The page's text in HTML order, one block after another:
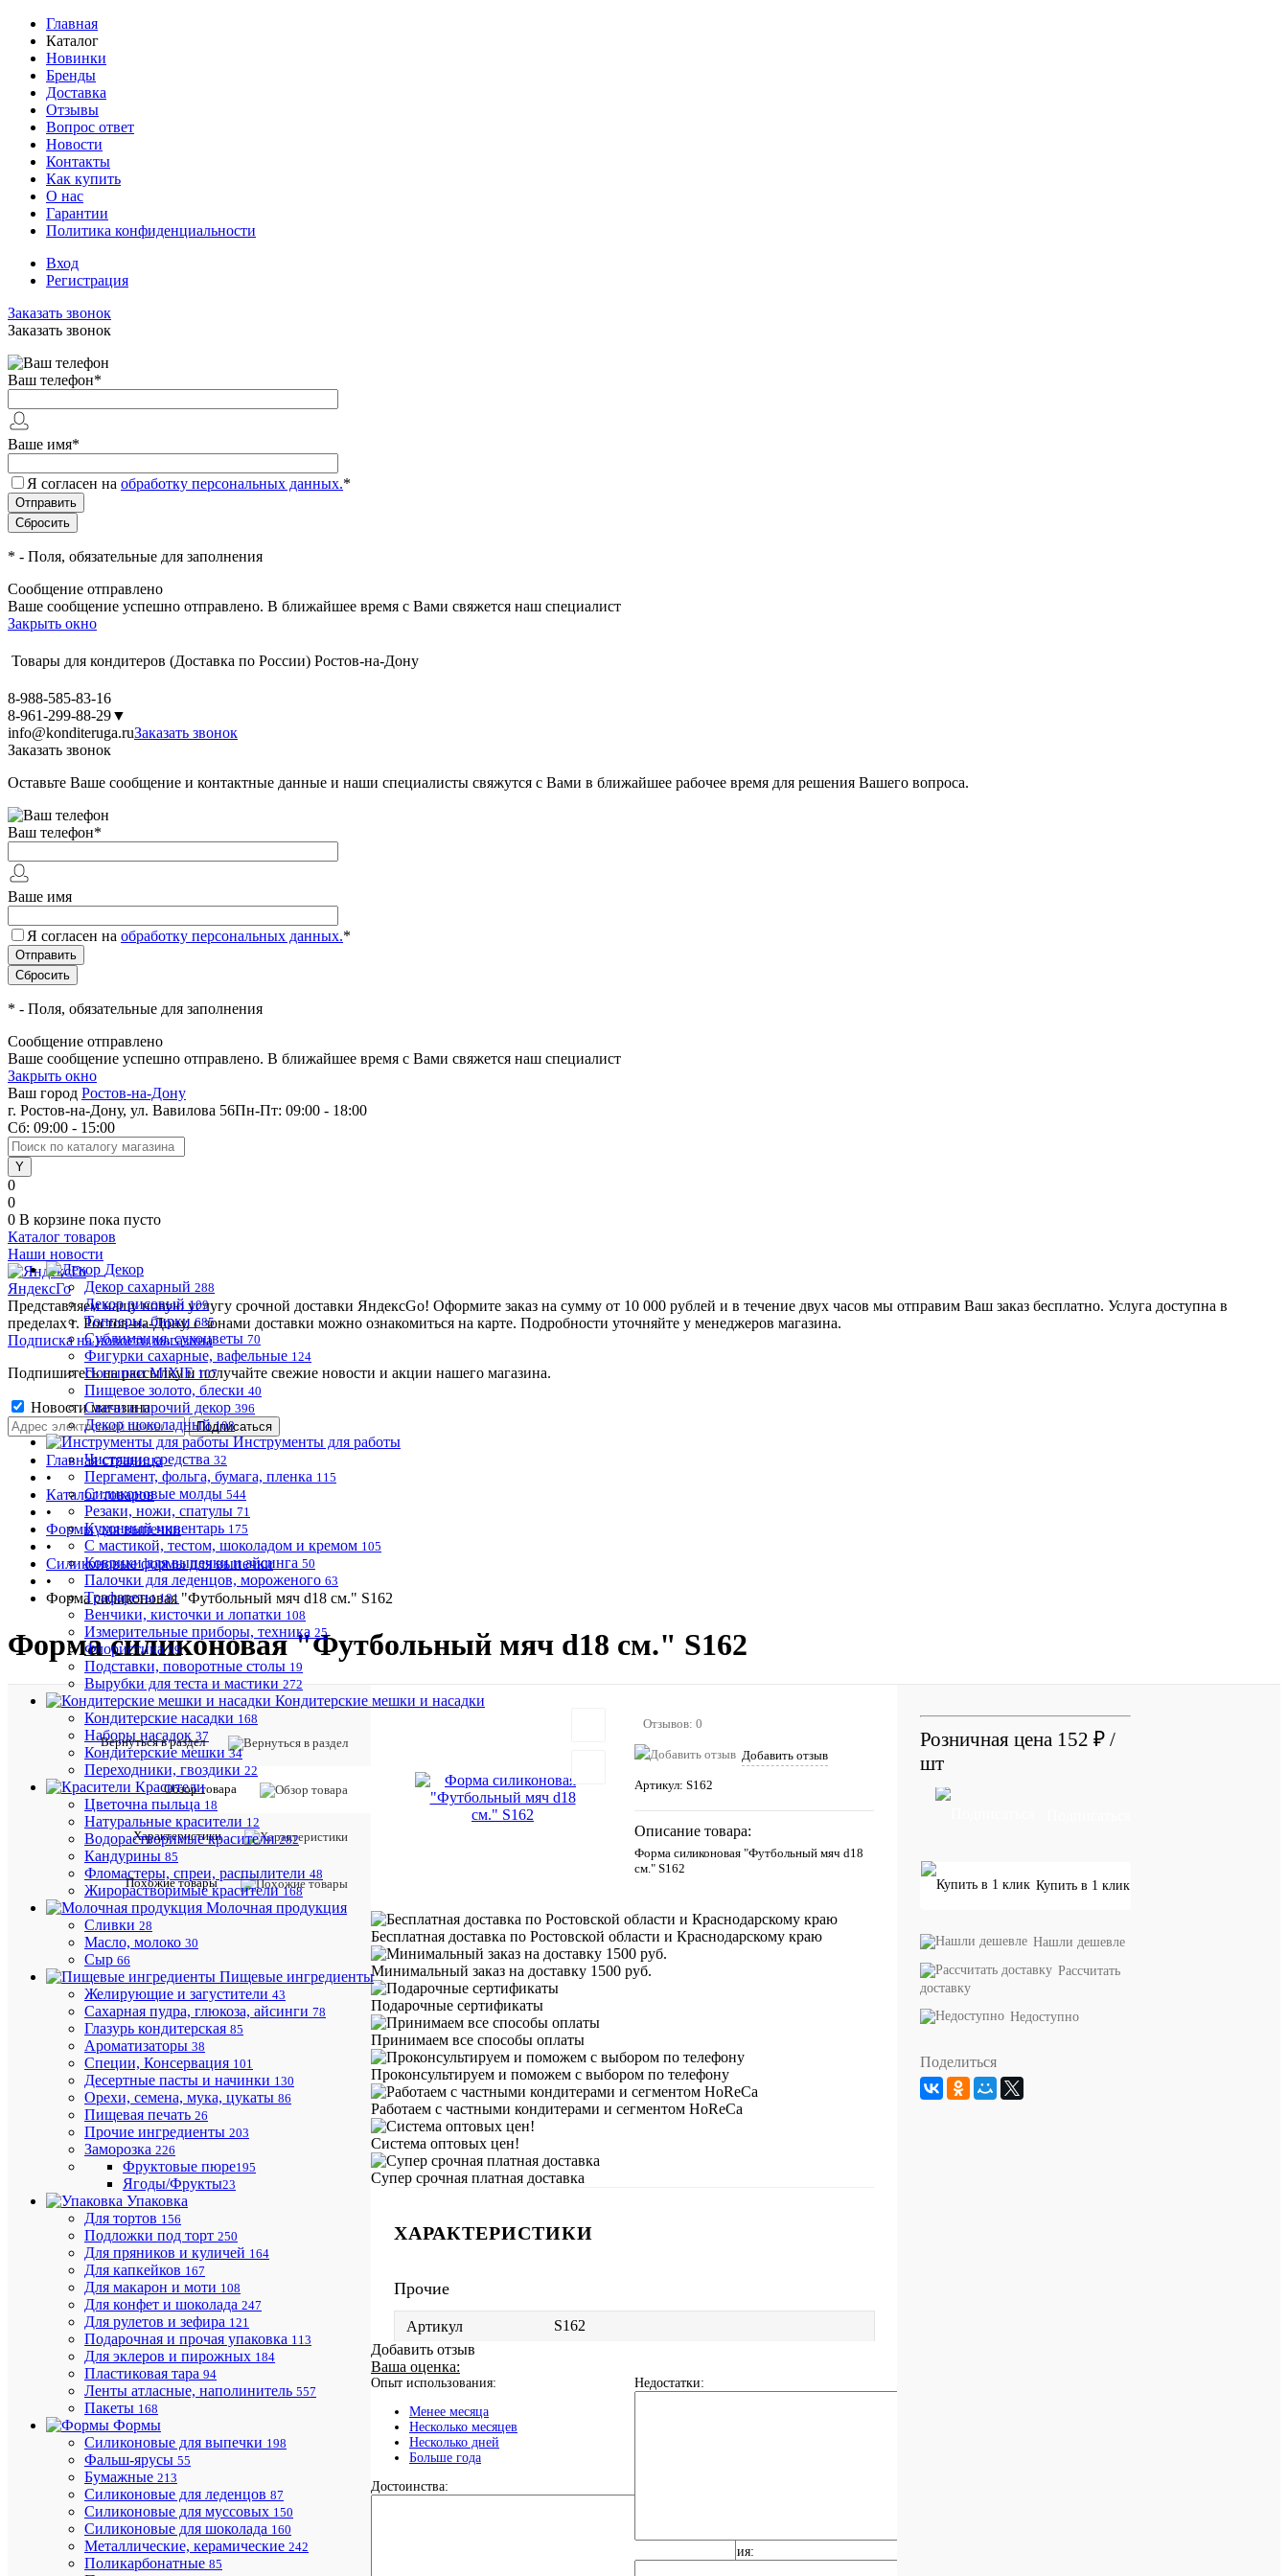
Главная
Каталог
Новинки
Бренды
Доставка
Отзывы
Вопрос ответ
Новости
Контакты
Как купить
О нас
Гарантии
Политика конфиденциальности
Вход
Регистрация
Заказать звонок
Заказать звонок
Ваш телефон*
Ваше имя*
Я согласен на обработку персональных данных.*
* - Поля, обязательные для заполнения
Сообщение отправлено
Ваше сообщение успешно отправлено. В ближайшее время с Вами свяжется наш специалист
Закрыть окно
Товары для кондитеров (Доставка по России) Ростов-на-Дону
8-988-585-83-16
8-961-299-88-29▼
info@konditeruga.ruЗаказать звонок
Заказать звонок
Оставьте Ваше сообщение и контактные данные и наши специалисты свяжутся с Вами в ближайшее рабочее время для решения Вашего вопроса.
Ваш телефон*
Ваше имя
Я согласен на обработку персональных данных.*
* - Поля, обязательные для заполнения
Сообщение отправлено
Ваше сообщение успешно отправлено. В ближайшее время с Вами свяжется наш специалист
Закрыть окно
Ваш город Ростов-на-Дону
г. Ростов-на-Дону, ул. Вавилова 56Пн-Пт: 09:00 - 18:00
Сб: 09:00 - 15:00
0
0
0 В корзине пока пусто
Каталог товаров
Декор
Декор сахарный 288
Декор рисовый 109
Топперы, бирки 685
Сублимация, сухоцветы 70
Фигурки сахарные, вафельные 124
Посыпки MIXIE 107
Пищевое золото, блески 40
Свечи и прочий декор 396
Декор шоколадный 108
Инструменты для работы
Чистящие средства 32
Пергамент, фольга, бумага, пленка 115
Силиконовые молды 544
Резаки, ножи, спатулы 71
Кухонный инвентарь 175
С мастикой, тестом, шоколадом и кремом 105
Коврики для выпечки и айсинга 50
Палочки для леденцов, мороженого 63
Трафареты 181
Венчики, кисточки и лопатки 108
Измерительные приборы, техника 25
Флористика 59
Подставки, поворотные столы 19
Вырубки для теста и мастики 272
Кондитерские мешки и насадки
Кондитерские насадки 168
Наборы насадок 37
Кондитерские мешки 34
Переходники, гвоздики 22
Красители
Цветочна пыльца 18
Натуральные красители 12
Водорастворимые красители 282
Кандурины 85
Фломастеры, спреи, распылители 48
Жирорастворимые красители 168
Молочная продукция
Сливки 28
Масло, молоко 30
Сыр 66
Пищевые ингредиенты
Желирующие и загустители 43
Сахарная пудра, глюкоза, айсинги 78
Глазурь кондитерская 85
Ароматизаторы 38
Специи, Консервация 101
Десертные пасты и начинки 130
Орехи, семена, мука, цукаты 86
Пищевая печать 26
Прочие ингредиенты 203
Заморозка 226
Фруктовые пюре195
Ягоды/Фрукты23
Упаковка
Для тортов 156
Подложки под торт 250
Для пряников и куличей 164
Для капкейков 167
Для макарон и моти 108
Для конфет и шоколада 247
Для рулетов и зефира 121
Подарочная и прочая упаковка 113
Для эклеров и пирожных 184
Пластиковая тара 94
Ленты атласные, наполинитель 557
Пакеты 168
Формы
Силиконовые для выпечки 198
Фальш-ярусы 55
Бумажные 213
Силиконовые для леденцов 87
Силиконовые для муссовых 150
Силиконовые для шоколада 160
Металлические, керамические 242
Поликарбонатные 85
Наши новости
ЯндексГо
Представляем нашу новую услугу срочной доставки ЯндексGo! Оформите заказ на сумму от 10 000 рублей и в течение двух часов мы отправим Ваш заказ бесплатно. Услуга доступна в
пределах г. Ростов-на-Дону, с зонами доставки можно ознакомиться на карте. Подробности уточняйте у менеджеров магазина.
Подписка на новости магазина
Подпишитесь на рассылку и получайте свежие новости и акции нашего магазина.
Новости магазина
Главная страница
•
Каталог товаров
•
Формы для выпечки
•
Силиконовые формы для выпечки
•
Форма силиконовая "Футбольный мяч d18 см." S162
Форма силиконовая "Футбольный мяч d18 см." S162
Вернуться в раздел
Обзор товара
Характеристики
Похожие товары
Отзывов: 0
Добавить отзыв
Артикул: S162
Описание товара:
Форма силиконовая "Футбольный мяч d18
см." S162
Бесплатная доставка по Ростовской области и Краснодарскому краю
Минимальный заказ на доставку 1500 руб.
Подарочные сертификаты
Принимаем все способы оплаты
Проконсультируем и поможем с выбором по телефону
Работаем с частными кондитерами и сегментом HoReCa
Система оптовых цен!
Супер срочная платная доставка
ХАРАКТЕРИСТИКИ
Прочие
Артикул
S162
Добавить отзыв
Ваша оценка:
Опыт использования:
Менее месяца
Несколько месяцев
Несколько дней
Больше года
Достоинства:
Недостатки:
Общие впечатления:
Розничная цена 152 ₽ /
шт
Купить в 1 клик
Нашли дешевле
Рассчитать
доставку
Недоступно
Поделиться